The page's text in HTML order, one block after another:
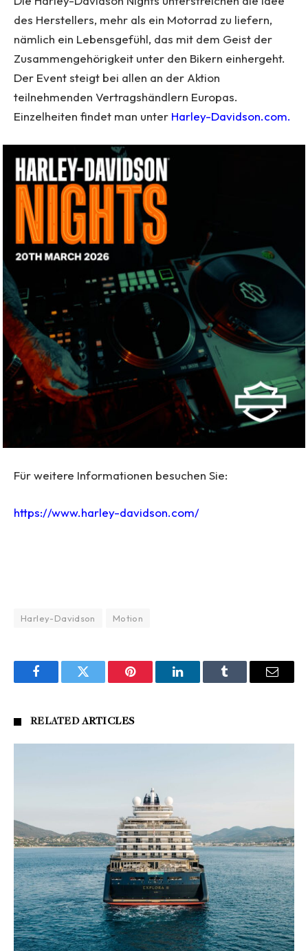
des Herstellers, mehr als ein Motorrad zu liefern,
nämlich ein Lebensgefühl, das mit dem Geist der
Zusammengehörigkeit unter den Bikern einhergeht.
Der Event steigt bei allen an der Aktion
teilnehmenden Vertragshändlern Europas.
Einzelheiten findet man unter Harley-Davidson.com.
Für weitere Informationen besuchen Sie:
https://www.harley-davidson.com/
Harley-Davidson Motion
FacebookTwitter Pinterest LinkedInTumblr Email
RELATEDARTICLES